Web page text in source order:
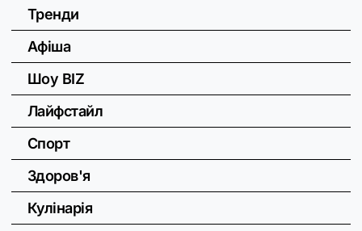
Тренди
Афіша
Шоу BIZ
Лайфстайл
Спорт
Здоров'я
Кулінарія